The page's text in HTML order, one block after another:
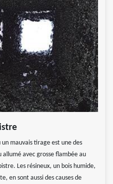
mauvais tirage est une des
avec grosse flambée au
Les résineux, un bois humide,
en sont aussi des causes de